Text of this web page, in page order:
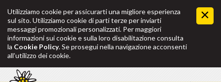
Utilizziamo cookie per assicurarti una migliore esperienza
sul sito. Utilizziamo cookie di parti terze per inviarti
messaggi promozionali personalizzati. Per maggiori
informazioni sui cookie e sulla loro disabilitazione consulta
la Cookie Policy. Se prosegui nella navigazione acconsenti
all’utilizzo dei cookie.